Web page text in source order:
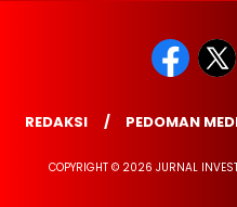
REDAKSI PEDOMAN
COPYRIGHT © 2026 JURNAL